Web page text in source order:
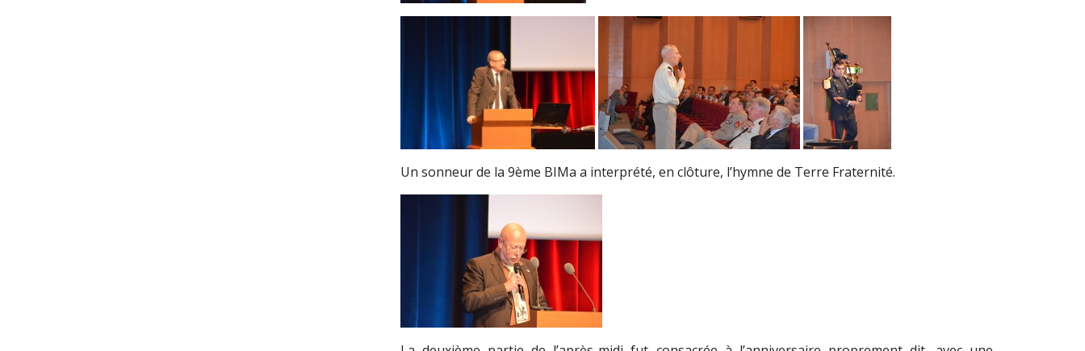
Un sonneur de la 9ème BIMa a interprété, en clôture, l’hymne de Terre Fraternité.